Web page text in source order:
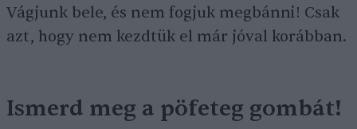
Vágjunk bele, és nem fogjuk megbánni! Csak
azt, hogy nem kezdtük el már jóval korábban.
Ismerd meg a pöfeteg gombát!